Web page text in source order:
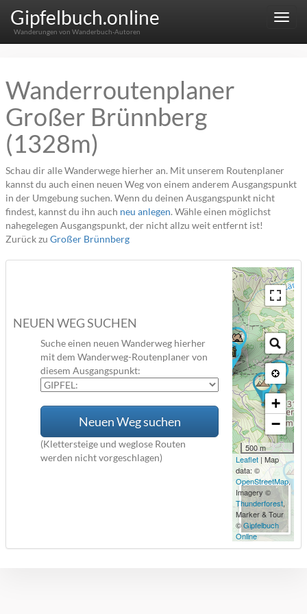
Menu
Gipfelbuch.online
Wanderungen von Wanderbuch-Autoren
Wanderroutenplaner
Großer Brünnberg
(1328m)
Schau dir alle Wanderwege hierher an. Mit unserem Routenplaner
kannst du auch einen neuen Weg von einem anderem Ausgangspunkt
in der Umgebung suchen. Wenn du deinen Ausgangspunkt nicht
findest, kannst du ihn auch neu anlegen. Wähle einen möglichst
nahegelegen Ausgangspunkt, der nicht allzu weit entfernt ist!
Zurück zu Großer Brünnberg
NEUEN WEG SUCHEN
Suche einen neuen Wanderweg hierher
mit dem Wanderweg-Routenplaner von
diesem Ausgangspunkt:
Neuen Weg suchen
(Klettersteige und weglose Routen
werden nicht vorgeschlagen)
+
−
500 m
Leaflet | Map
data: ©
OpenStreetMap,
Imagery ©
Thunderforest,
Marker & Tour
©Gipfelbuch
Online